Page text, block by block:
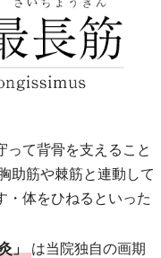
って背骨を支えること
助筋や棘筋と連動して
・体をひねるといった
」
は当院独自の画期